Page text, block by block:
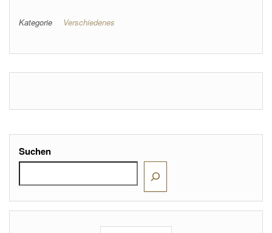
Kategorie Verschiedenes
Suchen